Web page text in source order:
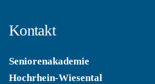
Kontakt
Seniorenakademie
Hochrhein-Wiesental